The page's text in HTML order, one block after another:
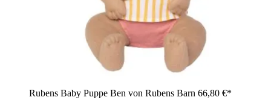
Rubens Baby Puppe Ben von Rubens Barn 66,80 €*